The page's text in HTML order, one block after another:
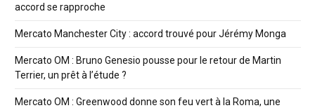
accord se rapproche
Mercato Manchester City : accord trouvé pour Jérémy Monga
Mercato OM : Bruno Genesio pousse pour le retour de Martin
Terrier, un prêt à l’étude ?
Mercato OM : Greenwood donne son feu vert à la Roma, une